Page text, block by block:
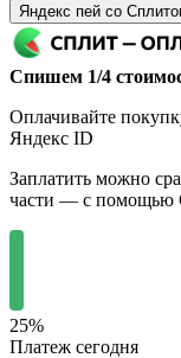
Яндекс пей со
Спишем 1/4
Оплачивайте
Яндекс ID
Заплатить можно
части — с помощью
25%
Платеж сегодня